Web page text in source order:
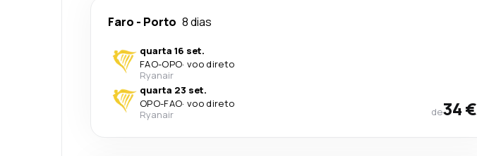
Faro - Porto 8 dias
quarta 16 set.
FAO-OPO· voo direto
Ryanair
quarta 23 set.
OPO-FAO· voo direto
Ryanair
de34 €